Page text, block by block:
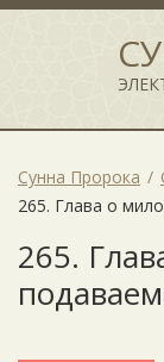
Сунна Пророка
265. Глава о
265.